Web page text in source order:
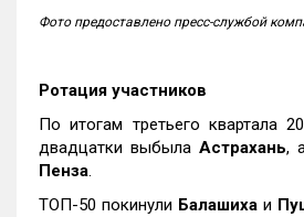
Фото предоставлено пресс-службой
Ротация участников
По итогам третьего квартала
двадцатки выбыла Астрахань,
Пенза.
ТОП-50 покинули Балашиха и